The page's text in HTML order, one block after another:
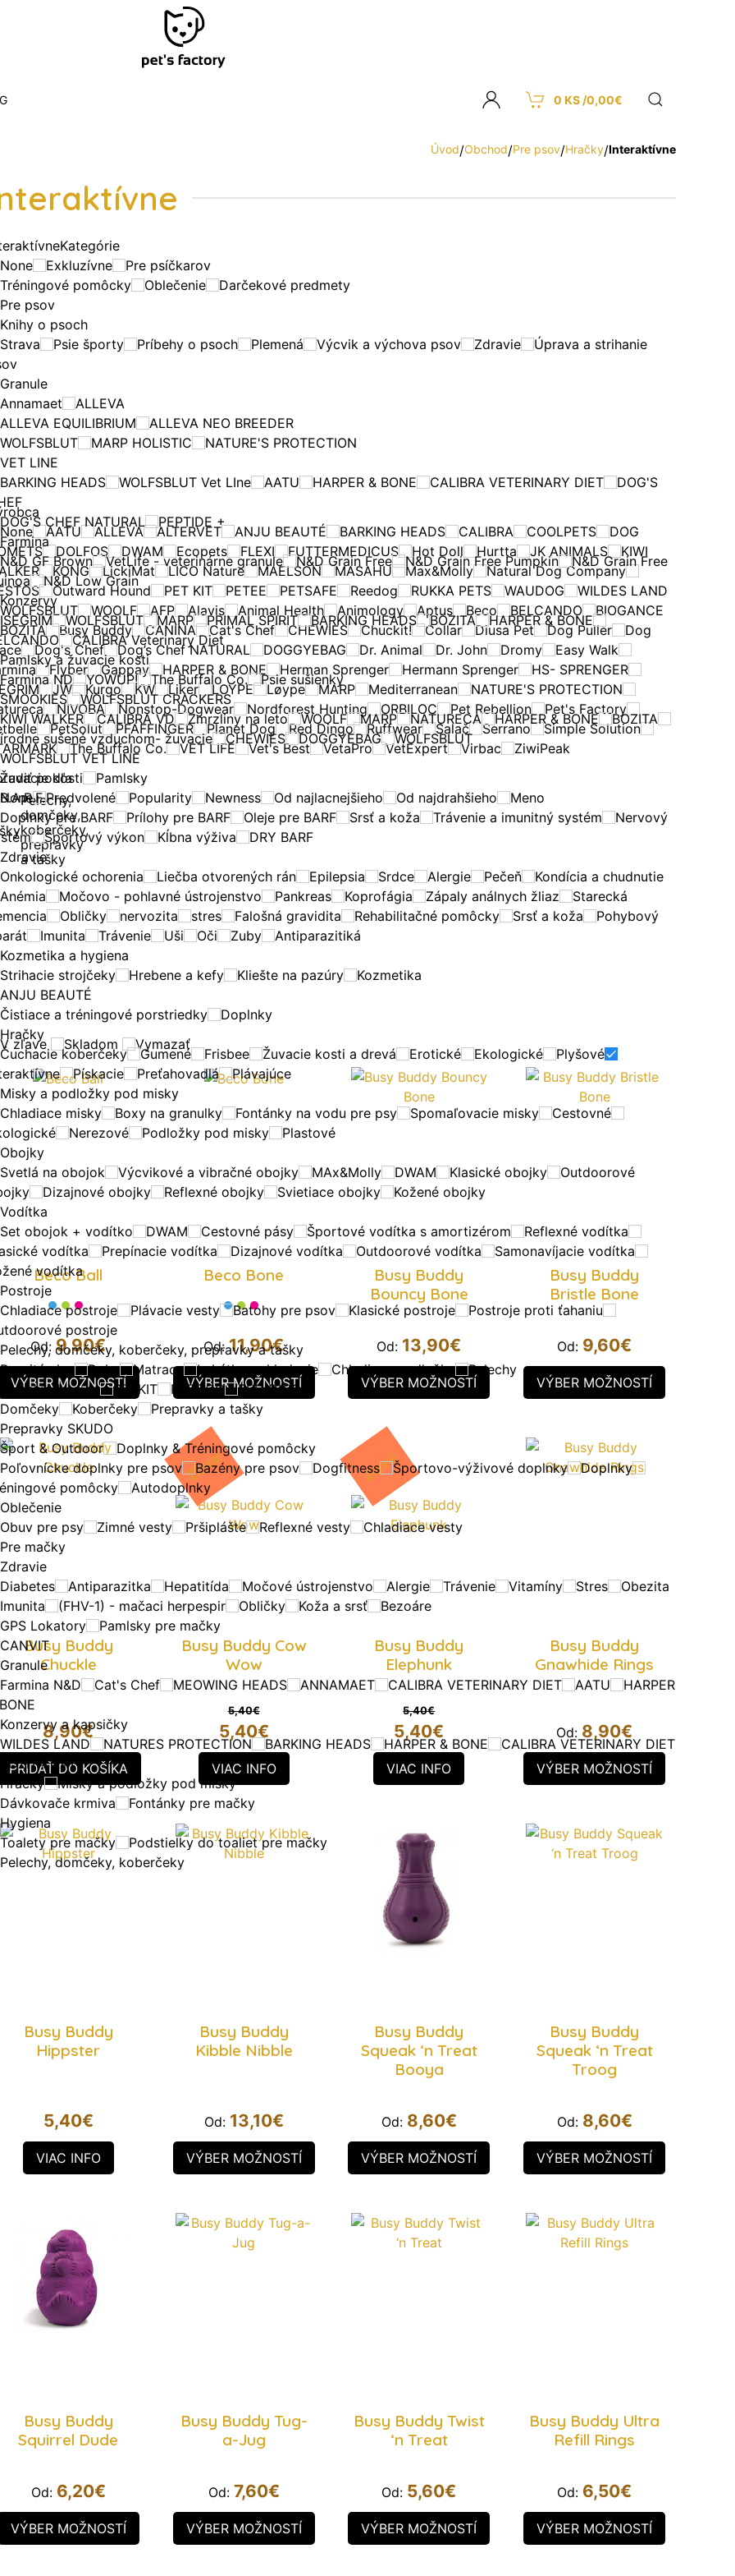
0 KS /0,00€
Úvod/Obchod/Pre psov/Hračky/Interaktívne
Kategórie
None
Exkluzívne
Pre psíčkarov
Tréningové pomôcky
Oblečenie
Darčekové predmety
Pre psov
Knihy o psoch
Strava
Psie športy Príbehy o psoch Plemená Výcvik a výchova psov Zdravie
Úprava a strihanie
Granule
Annamaet
ALLEVA
ALLEVA EQUILIBRIUM
ALLEVA NEO BREEDER
WOLFSBLUT
MARP HOLISTIC
NATURE'S PROTECTION
VET LINE
BARKING HEADS
WOLFSBLUT Vet LIne AATU HARPER & BONE CALIBRA VETERINARY DIET
DOG'S
DOG'S CHEF NATURAL
PEPTIDE +
Farmina
N&D GF Brown
VetLife - veterinárne granule N&D Grain Free N&D Grain Free Pumpkin
N&D Grain Free
N&D Low Grain
Konzervy
ISEGRIM
WOLFSBLUT MARP PRIMAL SPIRIT BARKING HEADS BOZITA
HARPER & BONE
CALIBRA Veterinary Diet
Pamlsky a žuvacie kosti
Farmina ND
YOWUP! The Buffalo Co.
Psie sušienky
SMOOKIES
WOLFSBLUT CRACKERS
KIWI WALKER
CALIBRA VD Zmrzliny na leto WOOLF MARP NATURECA HARPER & BONE
BOZITA
sušené vzduchom- žuvacie
CHEWIES DOGGYEBAG
WOLFSBLUT
WOLFSBLUT VET LINE
Žuvacie kosti
Pamlsky
B.A.R.F.
Doplnky pre BARF
Prílohy pre BARF Oleje pre BARF Srsť a koža Trávenie a imunitný systém
Nervový
Športový výkon Kĺbna výživa
DRY BARF
Zdravie
Onkologické ochorenia
Liečba otvorených rán Epilepsia Srdce Alergie Pečeň
Kondícia a chudnutie
Anémia
Močovo - pohlavné ústrojenstvo Pankreas Koprofágia Zápaly análnych žliaz
Starecká
Obličky nervozita stres Falošná gravidita Rehabilitačné pomôcky Srsť a koža
Pohybový
Imunita Trávenie Uši Oči Zuby
Antiparazitiká
Kozmetika a hygiena
Strihacie strojčeky
Hrebene a kefy Kliešte na pazúry
Kozmetika
ANJU BEAUTÉ
Čistiace a tréningové porstriedky
Doplnky
Hračky
Čuchacie koberčeky
Gumené Frisbee Žuvacie kosti a drevá Erotické Ekologické
Plyšové
Pískacie Preťahovadlá
Plávajúce
Misky a podložky pod misky
Chladiace misky
Boxy na granulky Fontánky na vodu pre psy Spomaľovacie misky
Cestovné
Nerezové Podložky pod misky
Plastové
Obojky
Svetlá na obojok
Výcvikové a vibračné obojky MAx&Molly DWAM Klasické obojky
Outdoorové
Dizajnové obojky Reflexné obojky Svietiace obojky
Kožené obojky
Vodítka
Set obojok + vodítko
DWAM Cestovné pásy Športové vodítka s amortizérom
Reflexné vodítka
vodítka
Prepínacie vodítka Dizajnové vodítka Outdoorové vodítka
Samonavíjacie vodítka
vodítka
Postroje
Chladiace postroje
Plávacie vesty Batohy pre psov Klasické postroje
Postroje proti ťahaniu
postroje
Pelechy, domčeky, koberčeky, prepravky a tašky
Drevitá vlna
Deky Matrace Lehátka - skladacie Chladiace podložky
Pelechy
Pelechy do auta
PETKIT REEDOG
RED DINGO
Domčeky
Koberčeky
Prepravky a tašky
Prepravky SKUDO
Šport & Outdoor
Doplnky & Tréningové pomôcky
Poľovnícke doplnky pre psov
Bazény pre psov Dogfitness Športovo-výživové doplnky
Doplnky
pomôcky
Autodoplnky
Oblečenie
Obuv pre psy
Zimné vesty Pršiplášte Reflexné vesty
Chladiace vesty
Pre mačky
Zdravie
Diabetes
Antiparazitka Hepatitída Močové ústrojenstvo Alergie Trávenie Vitamíny Stres
Obezita
Imunita
(FHV-1) - mačaci herpespir Obličky Koža a srsť
Bezoáre
GPS Lokatory
Pamlsky pre mačky
CANVIT
Granule
Farmina N&D
Cat's Chef MEOWING HEADS ANNAMAET CALIBRA VETERINARY DIET AATU
HARPER
Konzervy a kapsičky
WILDES LAND
NATURES PROTECTION BARKING HEADS HARPER & BONE
CALIBRA VETERINARY DIET
BOZITA CAT
Hračky
Misky a podložky pod misky
Dávkovače krmiva
Fontánky pre mačky
Hygiena
Toalety pre mačky
Podstielky do toaliet pre mačky
Pelechy, domčeky, koberčeky
None
AATU ALLEVA ALTERVET ANJU BEAUTÉ BARKING HEADS CALIBRA COOLPETS
DOG
DOLFOS DWAM Ecopets FLEXI FUTTERMEDICUS Hot Doll Hurtta JK ANIMALS
KIWI
KONG LickiMat LICO Nature MAELSON MASAHU Max&Molly
Natural Dog Company
Outward Hound PET KIT PETEE PETSAFE Reedog RUKKA PETS WAUDOG
WILDES LAND
WOLFSBLUT
WOOLF AFP Alavis Animal Health Animology Aptus Beco BELCANDO
BIOGANCE
BOZITA
Busy Buddy CANINA Cat's Chef CHEWIES Chuckit! Collar Diusa Pet Dog Puller
Dog
Dog's Chef Dog’s Chef NATURAL DOGGYEBAG Dr. Animal Dr. John Dromy
Easy Walk
Flyber Gappay HARPER & BONE Herman Sprenger Hermann Sprenger
HS- SPRENGER
JW Kurgo KW Liker LOYPE Løype MARP Mediterranean
NATURE'S PROTECTION
NIVOBA Nonstop-Dogwear Nordforest Hunting ORBILOC Pet Rebellion
Pet's Factory
PetSolut PFAFFINGER Planet Dog Red Dingo Ruffwear Salač Serrano
Simple Solution
The Buffalo Co. VET LIFE Vet's Best VetaPro VetExpert Virbac
ZiwiPeak
podľa
None
Predvolené Popularity Newness Od najlacnejšieho Od najdrahšieho Meno
V zľave Skladom Vymazať
Beco Ball
Od:9,90€
VÝBER MOŽNOSTÍ
Beco Bone
Od:11,90€
VÝBER MOŽNOSTÍ
Busy Buddy
Bouncy Bone
Od: 13,90€
VÝBER MOŽNOSTÍ
Busy Buddy
Bristle Bone
Od: 9,60€
VÝBER MOŽNOSTÍ
Busy Buddy
Chuckle
8,90€
PRIDAŤ DO KOŠÍKA
Zľava!
Busy Buddy Cow
Wow
5,40€
Pôvodná
cena
bola:
5,40€.
5,40€
Aktuálna
cena
5,40€.
VIAC INFO
Zľava!
Busy Buddy
Elephunk
5,40€
Pôvodná
cena
bola:
5,40€.
5,40€
Aktuálna
cena
VIAC INFO
Busy Buddy
Gnawhide Rings
Od: 8,90€
VÝBER MOŽNOSTÍ
Busy Buddy
Hippster
5,40€
VIAC INFO
Busy Buddy
Kibble Nibble
Od: 13,10€
VÝBER MOŽNOSTÍ
Busy Buddy
Squeak ‘n Treat
Booya
Od: 8,60€
VÝBER MOŽNOSTÍ
Busy Buddy
Squeak ‘n Treat
Troog
Od: 8,60€
VÝBER MOŽNOSTÍ
Busy Buddy
Squirrel Dude
Od: 6,20€
VÝBER MOŽNOSTÍ
Busy Buddy Tug-
a-Jug
Od: 7,60€
VÝBER MOŽNOSTÍ
Busy Buddy Twist
‘n Treat
Od: 5,60€
VÝBER MOŽNOSTÍ
Busy Buddy Ultra
Refill Rings
Od: 6,50€
VÝBER MOŽNOSTÍ
Pelechy,
domčeky,
koberčeky,
prepravky
a tašky